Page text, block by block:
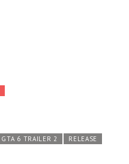
GTA 6 TRAILER 2
RELEASE